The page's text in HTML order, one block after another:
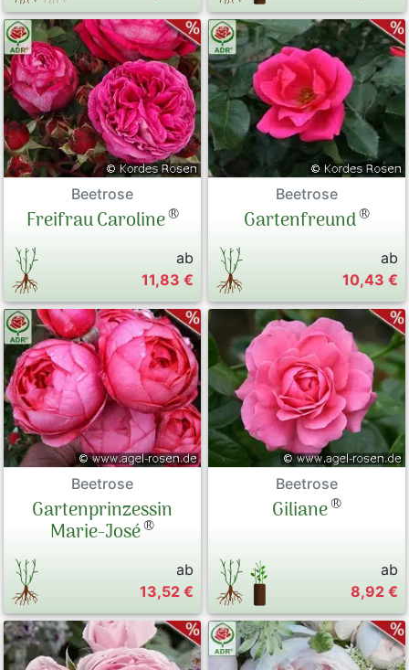
Beetrose
Freifrau Caroline®
ab
11,83 €
Beetrose
Gartenfreund®
ab
10,43 €
Beetrose
Gartenprinzessin
Marie-José®
ab
13,52 €
Beetrose
Giliane®
ab
8,92 €